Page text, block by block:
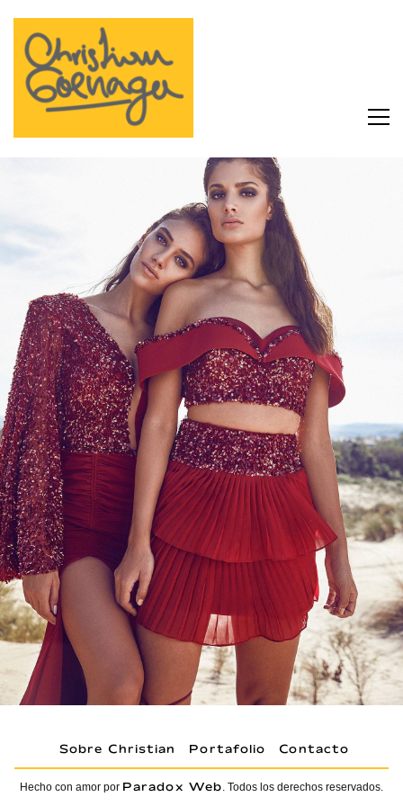
Hecho con amor por Paradox Web. Todos los derechos reservados.
Sobre Christian Portafolio Contacto